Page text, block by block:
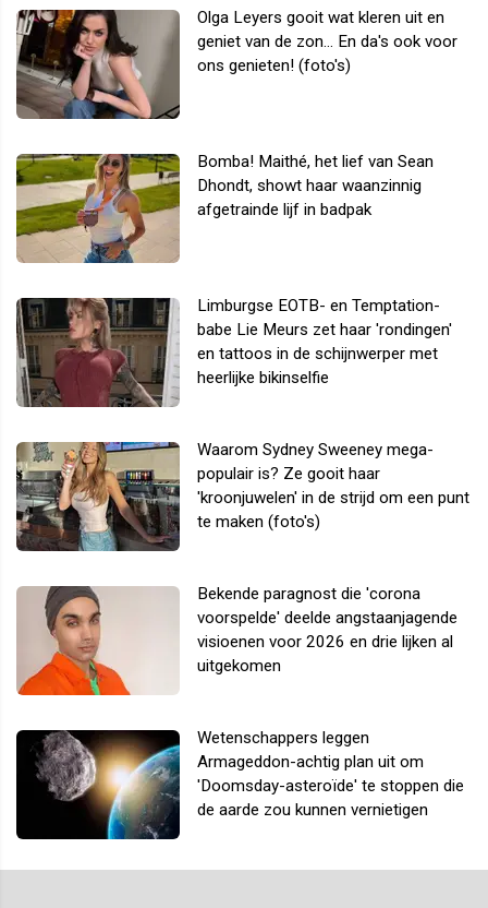
Olga Leyers gooit wat kleren uit en
geniet van de zon... En da's ook voor
ons genieten! (foto's)
Bomba! Maithé, het lief van Sean
Dhondt, showt haar waanzinnig
afgetrainde lijf in badpak
Limburgse EOTB- en Temptation-
babe Lie Meurs zet haar 'rondingen'
en tattoos in de schijnwerper met
heerlijke bikinselfie
Waarom Sydney Sweeney mega-
populair is? Ze gooit haar
'kroonjuwelen' in de strijd om een punt
te maken (foto's)
Bekende paragnost die 'corona
voorspelde' deelde angstaanjagende
visioenen voor 2026 en drie lijken al
uitgekomen
Wetenschappers leggen
Armageddon-achtig plan uit om
'Doomsday-asteroïde' te stoppen die
de aarde zou kunnen vernietigen